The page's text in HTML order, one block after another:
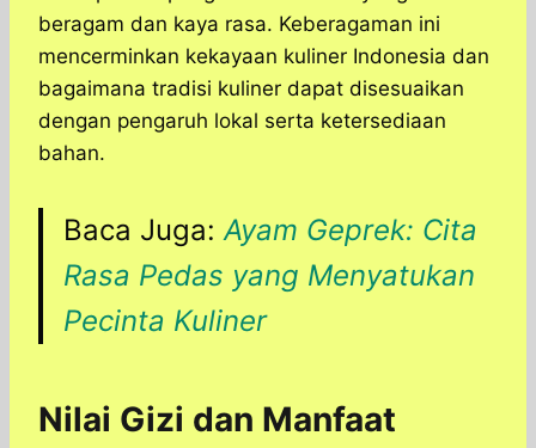
beragam dan kaya rasa. Keberagaman ini
mencerminkan kekayaan kuliner Indonesia dan
bagaimana tradisi kuliner dapat disesuaikan
dengan pengaruh lokal serta ketersediaan
bahan.
Baca Juga:Ayam Geprek: Cita
Rasa Pedas yang Menyatukan
Pecinta Kuliner
Nilai Gizi dan Manfaat